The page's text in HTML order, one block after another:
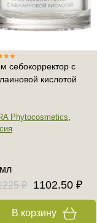
себокорректор с
кислотой
Phytocosmetics,
₽
1102.50 ₽
В корзину